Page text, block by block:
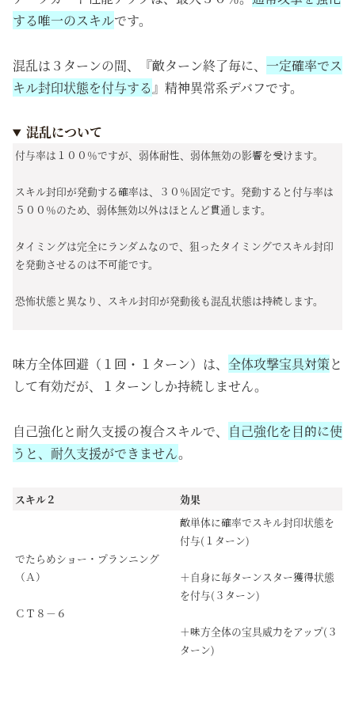
する唯一のスキルです。
混乱は３ターンの間、『敵ターン終了毎に、 一定確率でス
キル封印状態を付与する 』精神異常系デバフです。
混乱について
付与率は１００％ですが、弱体耐性、弱体無効の影響を受けます。
スキル封印が発動する確率は、３０％固定です。発動すると付与率は
５００％のため、弱体無効以外はほとんど貫通します。
タイミングは完全にランダムなので、狙ったタイミングでスキル封印
を発動させるのは不可能です。
恐怖状態と異なり、スキル封印が発動後も混乱状態は持続します。
味方全体回避（１回・１ターン）は、 全体攻撃宝具対策と
して有効だが、１ターンしか持続しません。
自己強化と耐久支援の複合スキルで、
自己強化を目的に使
うと、耐久支援ができません。
スキル２ 効果
でたらめショー・プランニング
（Ａ）
ＣＴ８－６
敵単体に確率でスキル封印状態を
付与(１ターン)
＋自身に毎ターンスター獲得状態
を付与(３ターン)
＋味方全体の宝具威力をアップ(３
ターン)